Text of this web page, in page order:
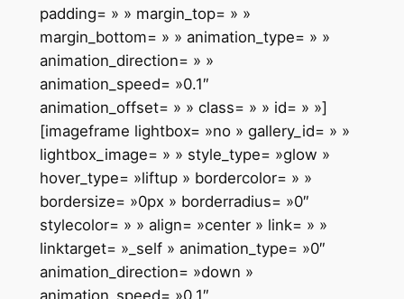
padding= » » margin_top= » »
margin_bottom= » » animation_type= » »
animation_direction= » »
animation_speed= »0.1″
animation_offset= » » class= » » id= » »]
[imageframe lightbox= »no » gallery_id= » »
lightbox_image= » » style_type= »glow »
hover_type= »liftup » bordercolor= » »
bordersize= »0px » borderradius= »0″
stylecolor= » » align= »center » link= » »
linktarget= »_self » animation_type= »0″
animation_direction= »down »
animation_speed= »0.1″